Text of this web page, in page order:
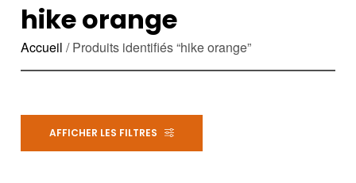
hike orange
Accueil / Produits identifiés “hike orange”